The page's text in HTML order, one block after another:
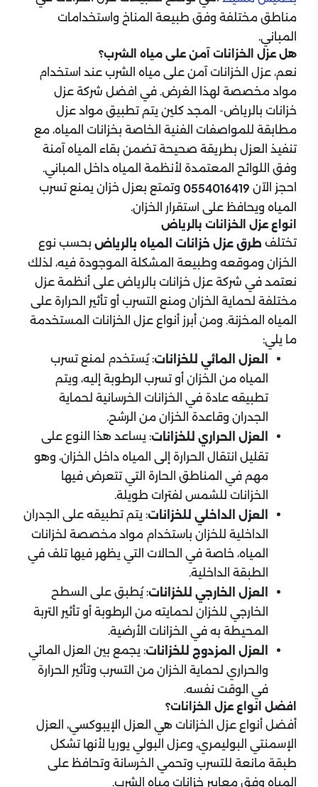
مناطق مختلفة وفق طبيعة المناخ واستخدامات
المباني.
هل عزل الخزانات آمن على مياه الشرب؟
نعم، عزل الخزانات آمن على مياه الشرب عند استخدام
مواد مخصصة لهذا الغرض. في افضل شركة عزل
خزانات بالرياض- المجد كلين يتم تطبيق مواد عزل
مطابقة للمواصفات الفنية الخاصة بخزانات المياه، مع
تنفيذ العزل بطريقة صحيحة تضمن بقاء المياه آمنة
وفق اللوائح المعتمدة لأنظمة المياه داخل المباني.
احجز الآن 0554016419 وتمتع بعزل خزان يمنع تسرب
المياه ويحافظ على استقرار الخزان.
انواع عزل الخزانات بالرياض
تختلف طرق عزل خزانات المياه بالرياض بحسب نوع
الخزان وموقعه وطبيعة المشكلة الموجودة فيه، لذلك
نعتمد في شركة عزل خزانات بالرياض على أنظمة عزل
مختلفة لحماية الخزان ومنع التسرب أو تأثير الحرارة على
المياه المخزنة. ومن أبرز أنواع عزل الخزانات المستخدمة
ما يلي:
العزل المائي للخزانات: يُستخدم لمنع تسرب
المياه من الخزان أو تسرب الرطوبة إليه، ويتم
تطبيقه عادة في الخزانات الخرسانية لحماية
الجدران وقاعدة الخزان من الرشح.
العزل الحراري للخزانات: يساعد هذا النوع على
تقليل انتقال الحرارة إلى المياه داخل الخزان، وهو
مهم في المناطق الحارة التي تتعرض فيها
الخزانات للشمس لفترات طويلة.
العزل الداخلي للخزانات: يتم تطبيقه على الجدران
الداخلية للخزان باستخدام مواد مخصصة لخزانات
المياه، خاصة في الحالات التي يظهر فيها تلف في
الطبقة الداخلية.
العزل الخارجي للخزانات: يُطبق على السطح
الخارجي للخزان لحمايته من الرطوبة أو تأثير التربة
المحيطة به في الخزانات الأرضية.
العزل المزدوج للخزانات: يجمع بين العزل المائي
والحراري لحماية الخزان من التسرب وتأثير الحرارة
في الوقت نفسه.
افضل انواع عزل الخزانات؟
أفضل أنواع عزل الخزانات هي العزل الإيبوكسي، العزل
الإسمنتي البوليمري، وعزل البولي يوريا لأنها تشكل
طبقة مانعة للتسرب وتحمي الخرسانة وتحافظ على
المياه وفق معايير خزانات مياه الشرب.